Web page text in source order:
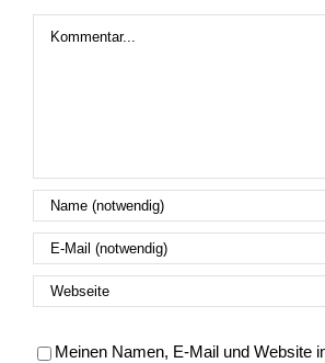
Meinen Namen, E-Mail und Website